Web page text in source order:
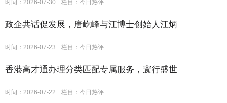
时间：2026-07-30 栏目： 今日热评
政企共话促发展，唐屹峰与江博士创始人江炳
时间：2026-07-23 栏目： 今日热评
香港高才通办理分类匹配专属服务，寰行盛世
时间：2026-07-22 栏目： 今日热评